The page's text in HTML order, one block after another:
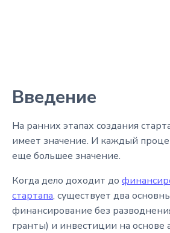
Введение
На ранних этапах создания
имеет значение. И каждый
еще большее значение.
Когда дело доходит до
стартапа, существует два
финансирование без
гранты) и инвестиции на основе